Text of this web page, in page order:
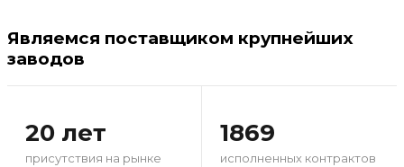
Являемся поставщиком крупнейших
заводов
20 лет
присутствия на рынке
1869
исполненных контрактов